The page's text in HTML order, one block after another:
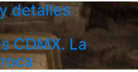
detalles
CDMX. La